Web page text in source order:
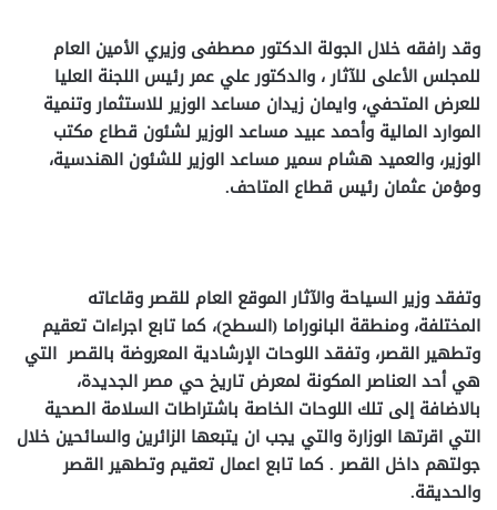
وقد رافقه خلال الجولة الدكتور مصطفى وزيري الأمين العام
للمجلس الأعلى للآثار ، والدكتور علي عمر رئيس اللجنة العليا
للعرض المتحفي، وايمان زيدان مساعد الوزير للاستثمار وتنمية
الموارد المالية وأحمد عبيد مساعد الوزير لشئون قطاع مكتب
الوزير، والعميد هشام سمير مساعد الوزير للشئون الهندسية،
ومؤمن عثمان رئيس قطاع المتاحف.
وتفقد وزير السياحة والآثار الموقع العام للقصر وقاعاته
المختلفة، ومنطقة البانوراما (السطح)، كما تابع اجراءات تعقيم
وتطهير القصر، وتفقد اللوحات الإرشادية المعروضة بالقصر التي
هي أحد العناصر المكونة لمعرض تاريخ حي مصر الجديدة،
بالاضافة إلى تلك اللوحات الخاصة باشتراطات السلامة الصحية
التي اقرتها الوزارة والتي يجب ان يتبعها الزائرين والسائحين خلال
جولتهم داخل القصر . كما تابع اعمال تعقيم وتطهير القصر
والحديقة.